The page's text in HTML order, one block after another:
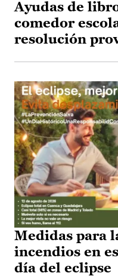
Ayudas de
comedor
resolución
Medidas para
incendios en
día del eclipse